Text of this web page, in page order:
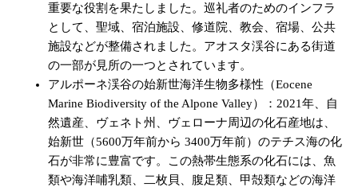
重要な役割を果たしました。巡礼者のためのインフラ
として、聖域、宿泊施設、修道院、教会、宿場、公共
施設などが整備されました。アオスタ渓谷にある街道
の一部が見所の一つとされています。
アルポーネ渓谷の始新世海洋生物多様性（Eocene
Marine Biodiversity of the Alpone Valley）：2021年、自
然遺産、ヴェネト州、ヴェローナ周辺の化石産地は、
始新世（5600万年前から 3400万年前）のテチス海の化
石が非常に豊富です。この熱帯生態系の化石には、魚
類や海洋哺乳類、二枚貝、腹足類、甲殻類などの海洋